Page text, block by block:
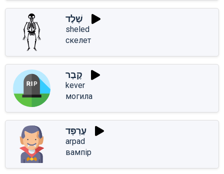
שֶׁלֶד
sheled
скелет
קֶבֶר
kever
могила
עַרְפָּד
arpad
вампір